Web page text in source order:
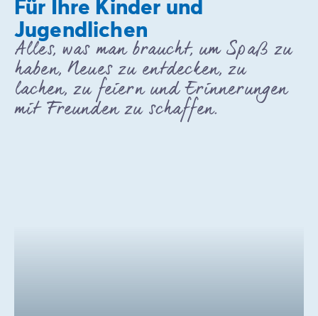
Für Ihre Kinder und
Jugendlichen
Alles, was man braucht, um Spaß zu
haben, Neues zu entdecken, zu
lachen, zu feiern und Erinnerungen
mit Freunden zu schaffen.